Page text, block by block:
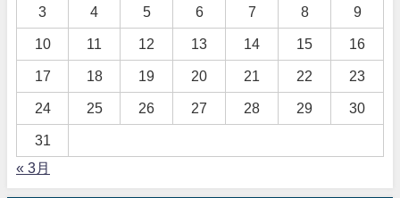
3 4 5 6 7 8 9
10 11 12 13 14 15 16
17 18 19 20 21 22 23
24 25 26 27 28 29 30
31
« 3月